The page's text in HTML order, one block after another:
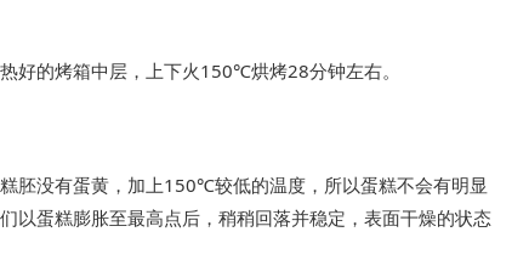
好的烤箱中层，上下火150℃烘烤28分钟左右。
胚没有蛋黄，加上150℃较低的温度，所以蛋糕不会有明显
以蛋糕膨胀至最高点后，稍稍回落并稳定，表面干燥的状态